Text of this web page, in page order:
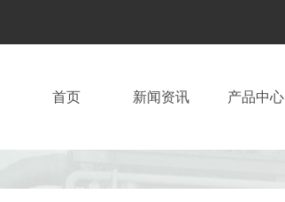
首页 新闻资讯 产品中心